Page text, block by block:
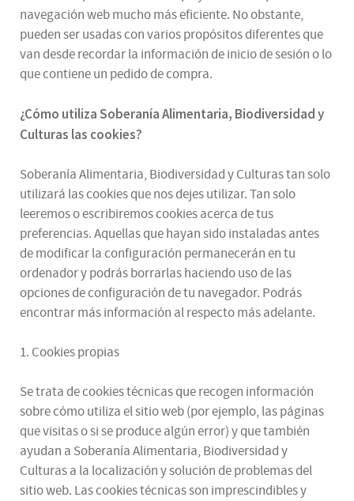
navegación web mucho más eficiente. No obstante,
pueden ser usadas con varios propósitos diferentes que
van desde recordar la información de inicio de sesión o lo
que contiene un pedido de compra.
¿Cómo utilizaSoberanía Alimentaria, Biodiversidad y
Culturas las cookies?
Soberanía Alimentaria, Biodiversidad y Culturas tan solo
utilizará las cookies que nos dejes utilizar. Tan solo
leeremos o escribiremos cookies acerca de tus
preferencias. Aquellas que hayan sido instaladas antes
de modificar la configuración permanecerán en tu
ordenador y podrás borrarlas haciendo uso de las
opciones de configuración de tu navegador. Podrás
encontrar más información al respecto más adelante.
1. Cookies propias
Se trata de cookies técnicas que recogen información
sobre cómo utiliza el sitio web (por ejemplo, las páginas
que visitas o si se produce algún error) y que también
ayudan a Soberanía Alimentaria, Biodiversidad y
Culturas a la localización y solución de problemas del
sitio web. Las cookies técnicas son imprescindibles y